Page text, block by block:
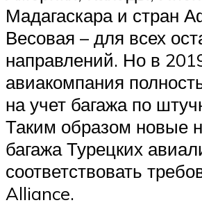
Мадагаскара и стран
Весовая – для всех
направлений. Но в
авиакомпания
на учет багажа по
Таким образом новые
багажа Турецких
соответствовать
Alliance.